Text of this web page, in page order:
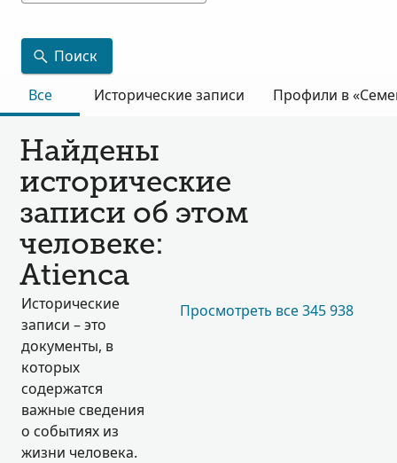
Поиск
Все
Исторические записи Профили в
Найдены
исторические
записи об этом
человеке:
Atienca
Исторические
записи – это
документы, в
которых
содержатся
важные сведения
о событиях из
жизни человека.
Просмотреть все 345 938